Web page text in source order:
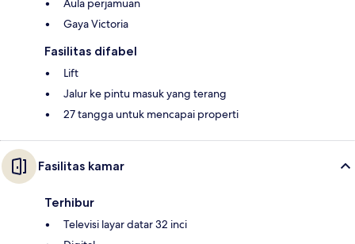
Aula perjamuan
Gaya Victoria
Fasilitas difabel
Lift
Jalur ke pintu masuk yang terang
27 tangga untuk mencapai properti
Fasilitas kamar
Terhibur
Televisi layar datar 32 inci